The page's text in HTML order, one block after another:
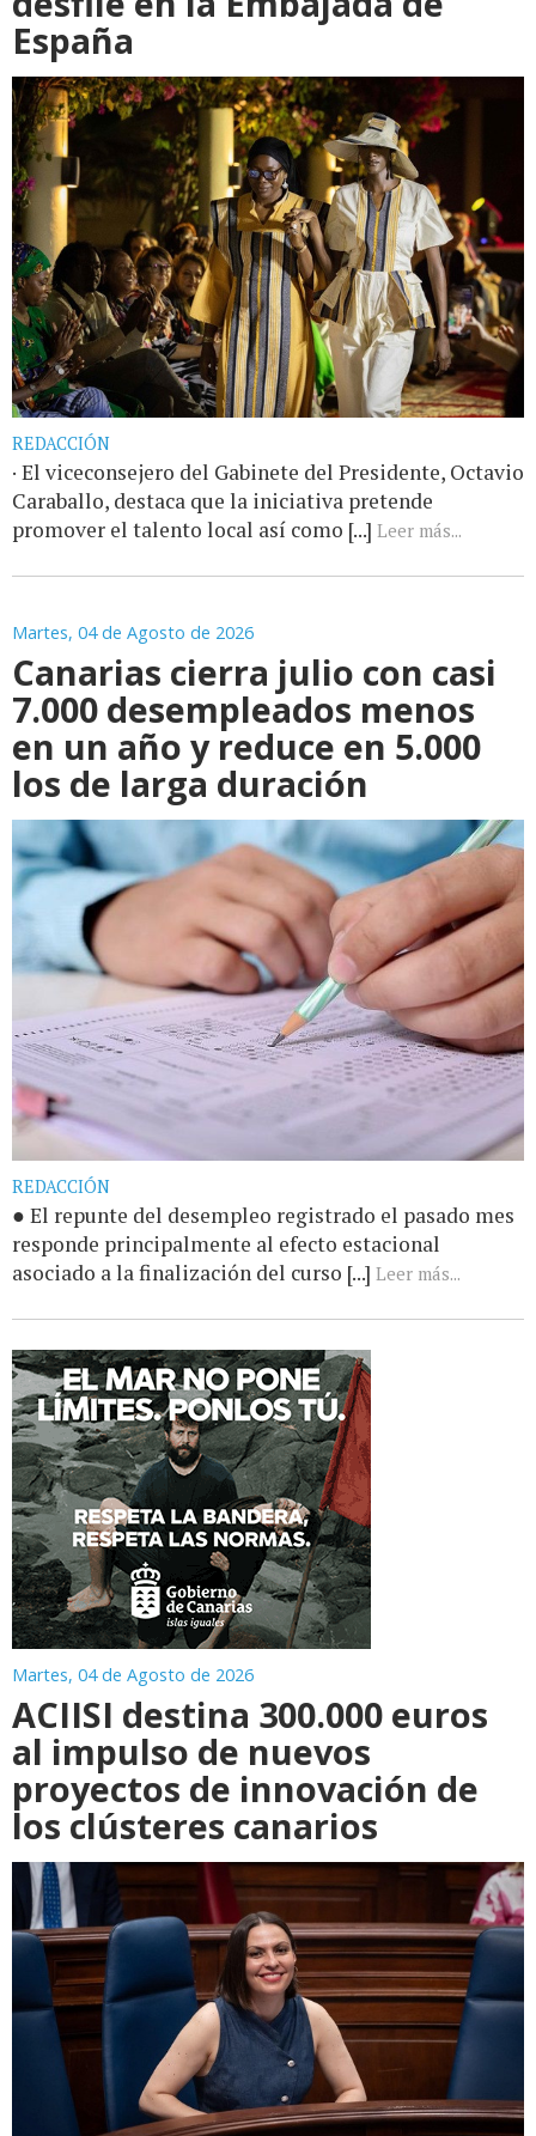
España
REDACCIÓN
· El viceconsejero del Gabinete del Presidente, Octavio
Caraballo, destaca que la iniciativa pretende
promover el talento local así como [...] Leer más...
Martes, 04 de Agosto de 2026
Canarias cierra julio con casi
7.000 desempleados menos
en un año y reduce en 5.000
los de larga duración
REDACCIÓN
● El repunte del desempleo registrado el pasado mes
responde principalmente al efecto estacional
asociado a la finalización del curso [...] Leer más...
Martes, 04 de Agosto de 2026
ACIISI destina 300.000 euros
al impulso de nuevos
proyectos de innovación de
los clústeres canarios